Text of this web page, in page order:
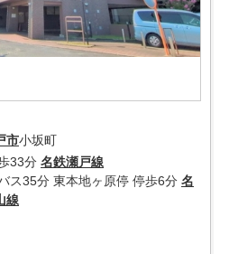
市小坂町
33分 名鉄瀬戸線
ス35分 東本地ヶ原停 停歩6分 名
線